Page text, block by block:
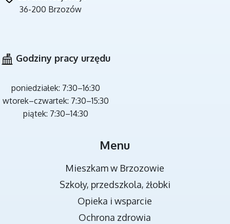
MIEJSCA REKREACJI
36-200 Brzozów
Godziny pracy urzędu
poniedziałek: 7:30–16:30
wtorek–czwartek: 7:30–15:30
piątek: 7:30–14:30
Menu
Mieszkam w Brzozowie
Szkoły, przedszkola, żłobki
Opieka i wsparcie
Ochrona zdrowia